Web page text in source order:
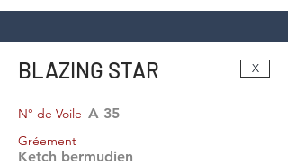
BLAZING STAR X
A 35
N° de Voile
Gréement
Ketch bermudien